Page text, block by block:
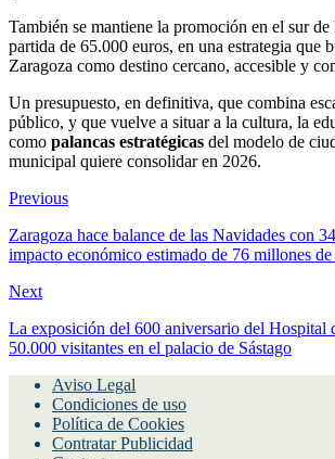
También se mantiene la promoción en el sur de
partida de 65.000 euros, en una estrategia que
Zaragoza como destino cercano, accesible y
Un presupuesto, en definitiva, que combina
público, y que vuelve a situar a la cultura, la
como palancas estratégicas del modelo de
municipal quiere consolidar en 2026.
Previous
Zaragoza hace balance de las Navidades con
impacto económico estimado de 76 millones de
Next
La exposición del 600 aniversario del Hospital
50.000 visitantes en el palacio de Sástago
Aviso Legal
Condiciones de uso
Política de Cookies
Contratar Publicidad